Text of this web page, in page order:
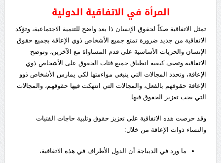
المرأة في الاتفاقية الدولية
تمثل الاتفاقية صكاً لحقوق الإنسان ذا بعد واضح للتنمية الاجتماعية، وتؤكد
الاتفاقية من جديد ضرورة تمتع جميع الأشخاص ذوي الإعاقة بجميع حقوق
الإنسان والحريات الأساسية على قدم المساواة مع الآخرين، وتوضح
الاتفاقية وتصف كيفية انطباق جميع فئات الحقوق على الأشخاص ذوي
الإعاقة، وتحدد المجالات التي ينبغي مواءمتها لكي يمارس الأشخاص ذوو
الإعاقة حقوقهم بالفعل، والمجالات التي انتهكت فيها حقوقهم، والمجالات
التي يجب تعزيز الحقوق فيها.
وقد حرصت هذه الاتفاقية على تعزيز حقوق وتلبية حاجات الفتيات
والنساء ذوات الإعاقة من خلال:
ما ورد في الديباجة أن الدول الأطراف في هذه الاتفاقية،